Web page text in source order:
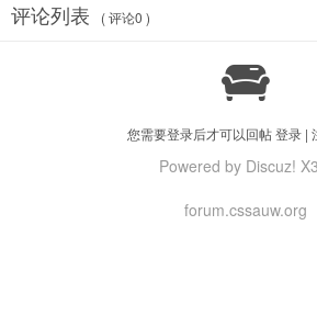
评论列表 ( 评论0 )

您需要登录后才可以回帖登录 |
Powered by Discuz!
forum.cssauw.org